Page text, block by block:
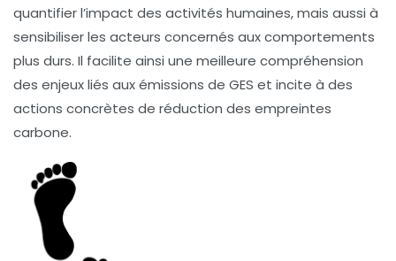
quantifier l’impact des activités humaines, mais aussi à
sensibiliser les acteurs concernés aux comportements
plus durs. Il facilite ainsi une meilleure compréhension
des enjeux liés auxémissions de GES et incite à des
actions concrètes de réduction des empreintes
carbone.